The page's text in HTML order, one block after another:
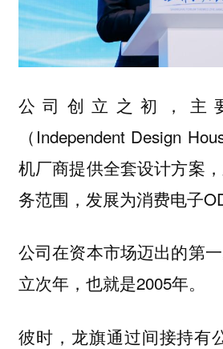
公司创立之初，主
（Independent Design
机厂商提供全套设计方案
务范围，发展为消费电子
公司在资本市场迈出的第
立次年，也就是2005年。
彼时，龙旗通过间接持有